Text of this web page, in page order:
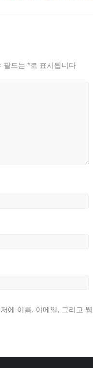
필드는 *로 표시됩니다
에 이름, 이메일, 그리고 웹